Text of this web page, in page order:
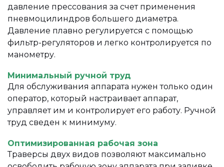
давление прессования за счет применения
пневмоцилиндров большего диаметра.
Давление плавно регулируется с помощью
фильтр-регуляторов и легко контролируется по
манометру.
Минимальный ручной труд
Для обслуживания аппарата нужен только один
оператор, который настраивает аппарат,
управляет им и контролирует его работу. Ручной
труд сведен к минимуму.
Оптимизированная рабочая зона
Траверсы двух видов позволяют максимально